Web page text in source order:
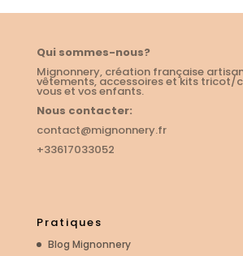
Qui sommes-nous?
Mignonnery, création française
vêtements, accessoires et kits tricot/
vous et vos enfants.
Nous contacter:
contact@mignonnery.fr
+33617033052
Pratiques
Blog Mignonnery